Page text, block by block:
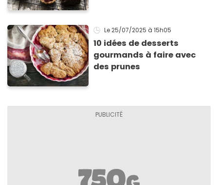
Le 25/07/2025 à 15h05
10 idées de desserts
gourmands à faire avec
des prunes